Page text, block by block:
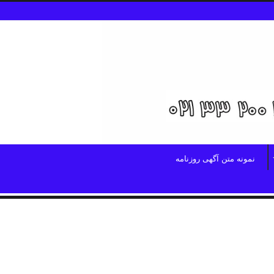
نمونه متن آگهی روزنامه